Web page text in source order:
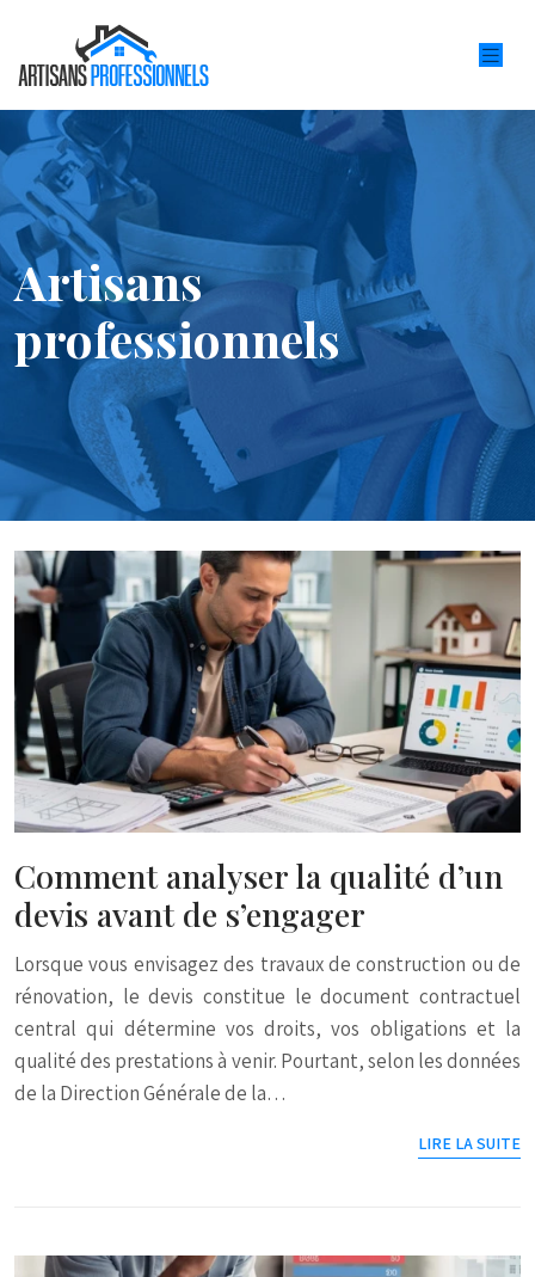
Artisans
professionnels
Comment analyser la qualité d’un
devis avant de s’engager
Lorsque vous envisagez des travaux de construction ou de
rénovation, le devis constitue le document contractuel
central qui détermine vos droits, vos obligations et la
qualité des prestations à venir. Pourtant, selon les données
de la Direction Générale de la…
LIRE LA SUITE